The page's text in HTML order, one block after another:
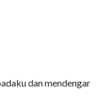
dan mendengar